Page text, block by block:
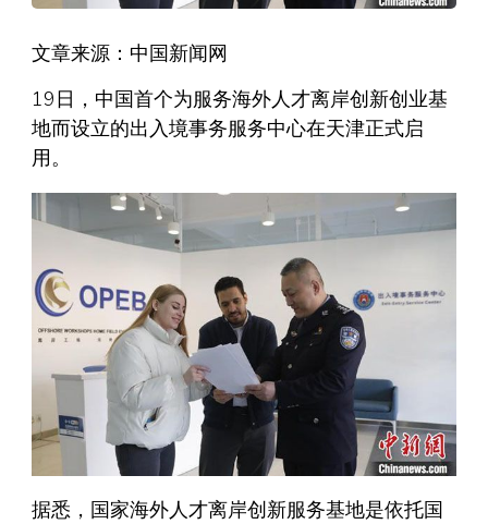
文章来源：中国新闻网
19日，中国首个为服务海外人才离岸创新创业基
地而设立的出入境事务服务中心在天津正式启
用。
据悉，国家海外人才离岸创新服务基地是依托国